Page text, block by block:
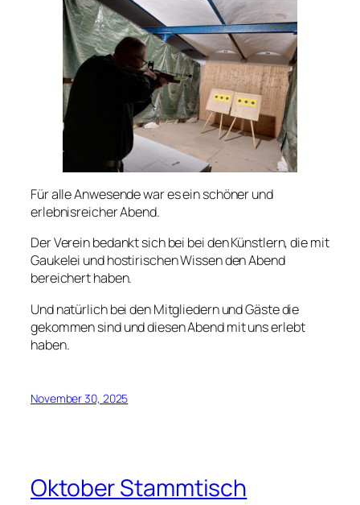
Für alle Anwesende war es ein schöner und
erlebnisreicher Abend.
Der Verein bedankt sich bei bei den Künstlern, die mit
Gaukelei und hostirischen Wissen den Abend
bereichert haben.
Und natürlich bei den Mitgliedern und Gäste die
gekommen sind und diesen Abend mit uns erlebt
haben.
November 30, 2025
Oktober Stammtisch